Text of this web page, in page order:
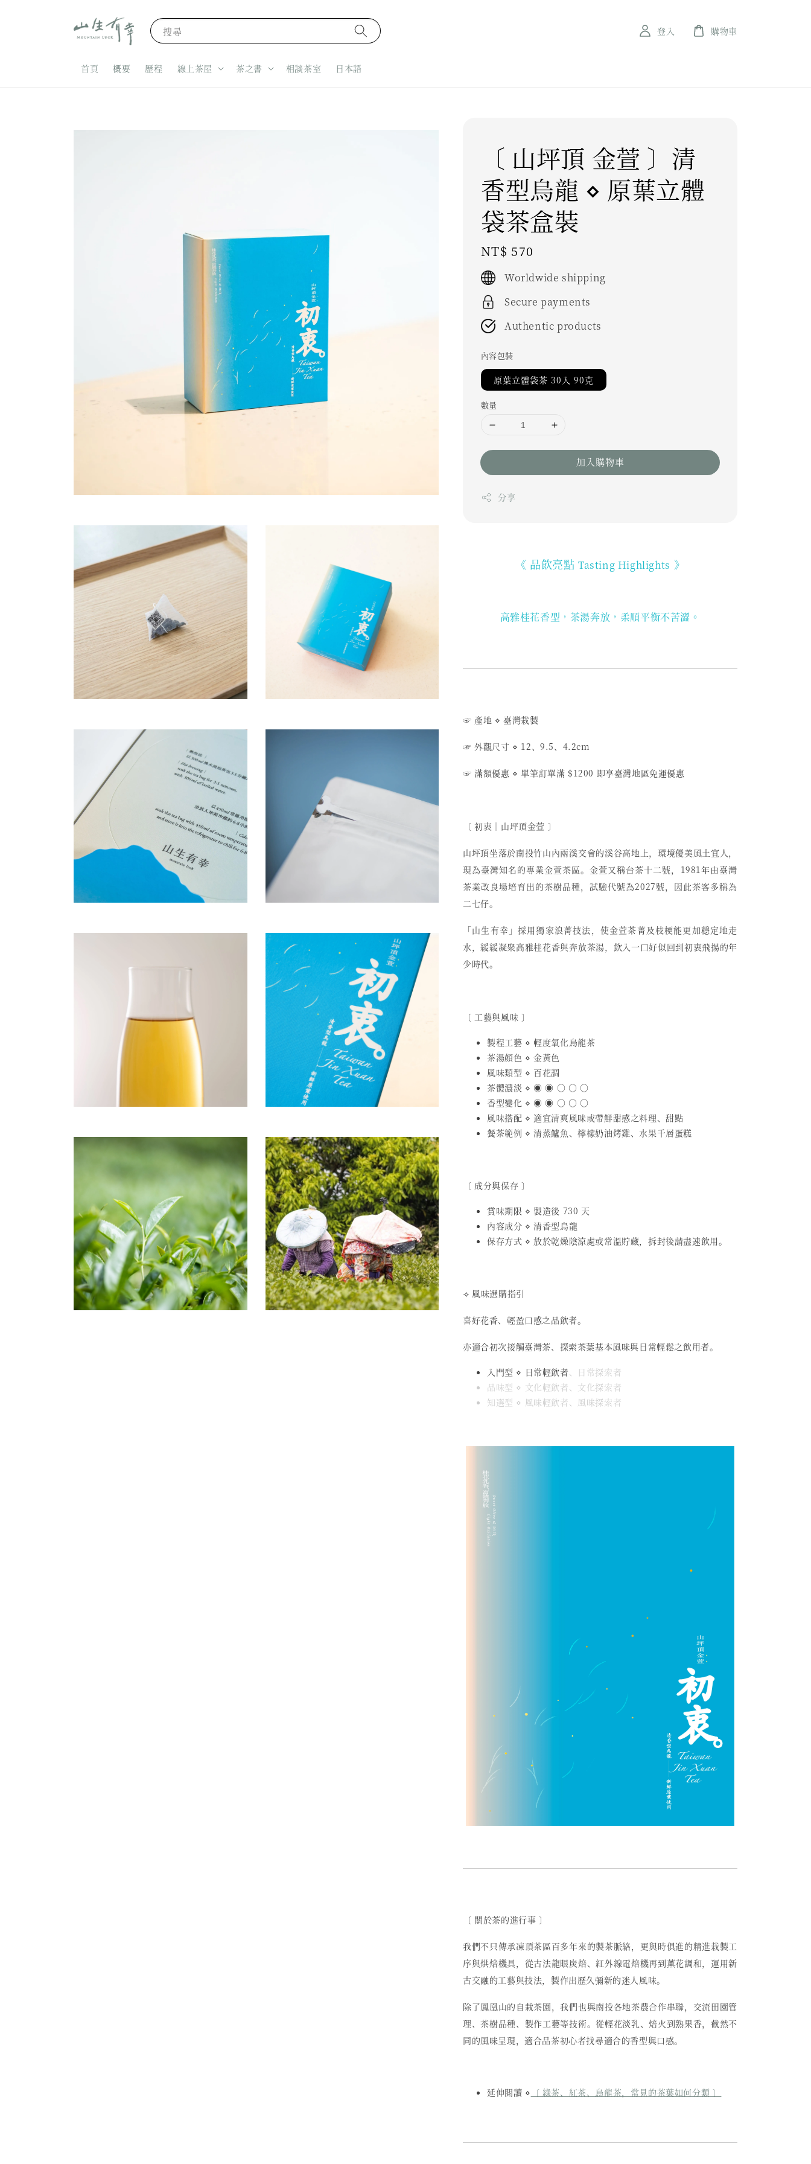
搜尋
首頁 概要 歷程 線上茶屋 茶之書 相談茶室 日本語
登入 購物車
〔 山坪頂 金萱 〕清
香型烏龍 ⋄ 原葉立體
袋茶盒裝
Regular
price
NT$ 570
Worldwide shipping
Secure payments
Authentic products
內容包裝
原葉立體袋茶 30入 90克
數量
加入購物車
分享
《 品飲亮點Tasting Highlights 》
高雅桂花香型，茶湯奔放，柔順平衡不苦澀。
☞ 產地 ⋄ 臺灣栽製
☞ 外觀尺寸 ⋄ 12、9.5、4.2cm
☞ 滿額優惠 ⋄單筆訂單滿 $1200 即享臺灣地區免運優惠
〔 初衷︱山坪頂金萱 〕
山坪頂坐落於南投竹山內兩溪交會的溪谷高地上，環境優美風土宜人，
現為臺灣知名的專業金萱茶區。金萱又稱台茶十二號，1981年由臺灣
茶業改良場培育出的茶樹品種，試驗代號為2027號，因此茶客多稱為
二七仔。
「山生有幸」採用獨家浪菁技法，使金萱茶菁及枝梗能更加穩定地走
水，緩緩凝聚高雅桂花香與奔放茶湯，飲入一口好似回到初衷飛揚的年
少時代。
〔 工藝與風味 〕
製程工藝 ⋄ 輕度氧化烏龍茶
茶湯顏色 ⋄ 金黃色
風味類型 ⋄ 百花調
茶體濃淡 ⋄ ◉ ◉ ○ ○ ○
香型變化 ⋄ ◉ ◉ ○ ○ ○
風味搭配 ⋄ 適宜清爽風味或帶鮮甜感之料理、甜點
餐茶範例 ⋄ 清蒸鱸魚、檸檬奶油烤雞、水果千層蛋糕
〔 成分與保存 〕
賞味期限 ⋄ 製造後 730 天
內容成分 ⋄ 清香型烏龍
保存方式 ⋄ 放於乾燥陰涼處或常溫貯藏，拆封後請盡速飲用。
⟢ 風味選購指引
喜好花香、輕盈口感之品飲者。
亦適合初次接觸臺灣茶、探索茶葉基本風味與日常輕鬆之飲用者。
入門型 ⋄ 日常輕飲者、日常探索者
品味型 ⋄ 文化輕飲者、文化探索者
知選型 ⋄ 風味輕飲者、風味探索者
〔 關於茶的進行事 〕
我們不只傳承凍頂茶區百多年來的製茶脈絡，更與時俱進的精進栽製工
序與烘焙機具，從古法龍眼炭焙、紅外線電焙機再到薰花調和，運用新
古交融的工藝與技法，製作出歷久彌新的迷人風味。
除了鳳凰山的自栽茶園，我們也與南投各地茶農合作串聯，交流田園管
理、茶樹品種、製作工藝等技術。從輕花淡乳、焙火到熟果香，截然不
同的風味呈現，適合品茶初心者找尋適合的香型與口感。
延伸閱讀 ⋄ 〔 綠茶、紅茶、烏龍茶，常見的茶葉如何分類 〕